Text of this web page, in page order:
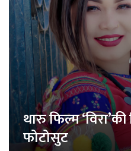
थारु फिल्म
फोटोसुट